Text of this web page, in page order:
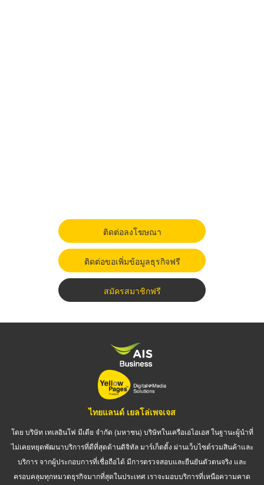
ติดต่อลงโฆษณา
ติดต่อขอเพิ่มข้อมูลธุรกิจฟรี
สมัครสมาชิกฟรี
ไทยแลนด์ เยลโล่เพจเจส
โดย บริษัท เทเลอินโฟ มีเดีย จำกัด (มหาชน) บริษัทในเครือเอไอเอส ในฐานะผู้นำที่
ไม่เคยหยุดพัฒนาบริการที่ดีที่สุดด้านดิจิทัล มาร์เก็ตติ้ง ผ่านเว็บไซต์รวมสินค้าและ
บริการ จากผู้ประกอบการที่เชื่อถือได้ มีการตรวจสอบและยืนยันตัวตนจริง และ
ครอบคลุมทุกหมวดธุรกิจมากที่สุดในประเทศ เราจะมอบบริการที่เหนือความคาด